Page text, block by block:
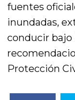
fuentes
inundadas,
conducir bajo
Protección